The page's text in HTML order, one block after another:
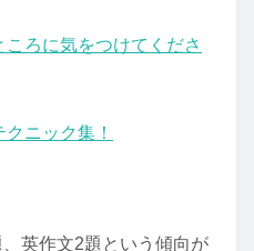
ろに気をつけてくださ
ニック集！
英作文2題という傾向が